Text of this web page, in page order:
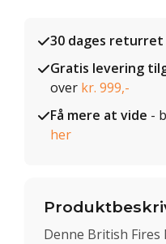
30 dages returret
Gratis levering
over kr. 999,-
Få mere at vide -
her
Denne British Fires